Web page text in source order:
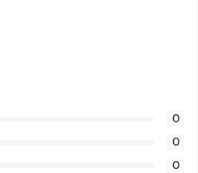
0
0
0